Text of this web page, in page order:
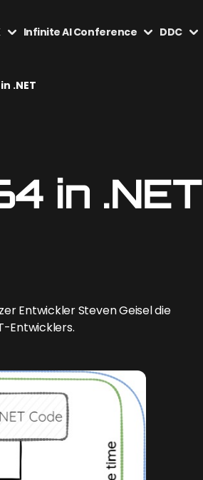
Infinite AI Conference DDC
.NET
in .NET
Entwickler Steven Geisel die
Entwicklers.